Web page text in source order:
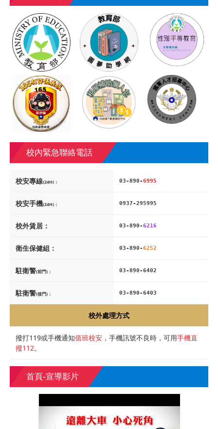
校內緊急聯絡電話
校安專線(24H)： 03-890-6995
校安手機(24H)： 0937-295995
校外賃居： 03-890-6216
衛生保健組： 03-890-6252
駐衛警(前門)： 03-890-6402
駐衛警(後門)： 03-890-6403
校外處理方式
撥打119或手機通知值班校安 ，手機訊號不良時，可用手機直
撥112。
首頁-宣導影片